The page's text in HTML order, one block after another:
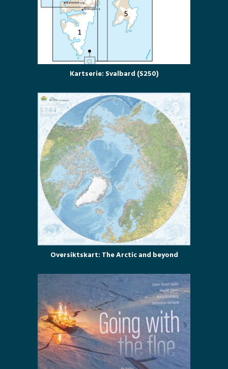
Kartserie: Svalbard (S250)
Oversiktskart: The Arctic and beyond